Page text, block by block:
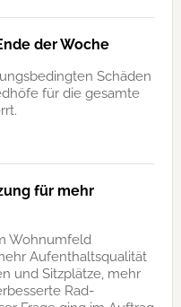
der Woche
Schäden
für die gesamte
für mehr
Wohnumfeld
Aufenthaltsqualität
und Sitzplätze, mehr
Rad-